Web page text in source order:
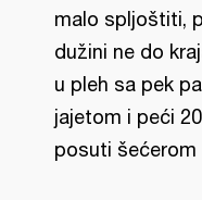
malo spljoštiti,
dužini ne do
u pleh sa pek
jajetom i peći
posuti šećerom